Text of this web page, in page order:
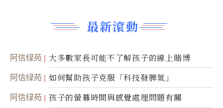
最新滾動
阿信绿苑 大多數家長可能不了解孩子的線上賭博
阿信绿苑 如何幫助孩子克服「科技發脾氣」
阿信绿苑 孩子的螢幕時間與感覺處理問題有關